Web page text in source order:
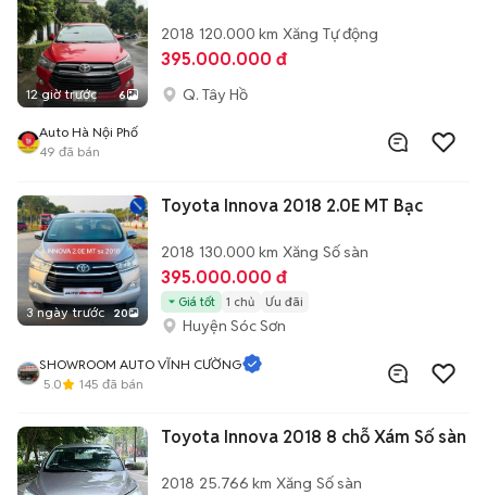
12 giờ trước 6
2018 120.000 km Xăng Tự động
395.000.000 đ
Q. Tây Hồ
Auto Hà Nội Phố
49 đã bán
3 ngày trước 20
Toyota Innova 2018 2.0E MT Bạc
2018 130.000 km Xăng Số sàn
395.000.000 đ
Giá tốt 1 chủ Ưu đãi
Huyện Sóc Sơn
SHOWROOM AUTO VĨNH CƯỜNG
5.0
145 đã bán
Toyota Innova 2018 8 chỗ Xám Số sàn
2018 25.766 km Xăng Số sàn